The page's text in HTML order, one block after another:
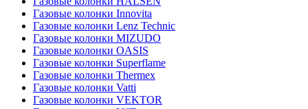
Газовые колонки Innovita
Газовые колонки Lenz Technic
Газовые колонки MIZUDO
Газовые колонки OASIS
Газовые колонки Superflame
Газовые колонки Thermex
Газовые колонки Vatti
Газовые колонки VEKTOR